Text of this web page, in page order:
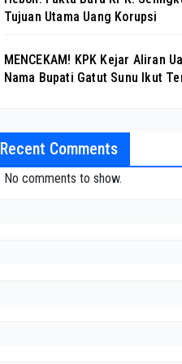
Tujuan Utama Uang Korupsi
MENCEKAM! KPK Kejar Aliran
Nama Bupati Gatut Sunu Ikut
Recent Comments
No comments to show.